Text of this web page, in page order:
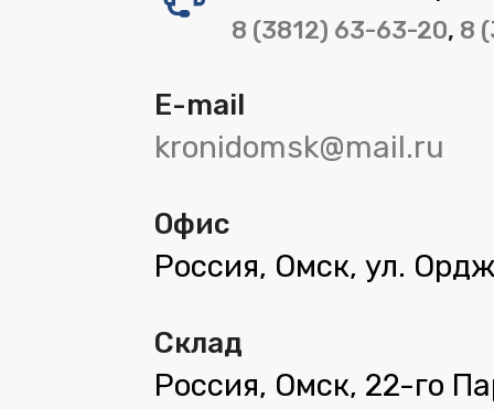
8 (3812) 63-63-20, 8
E-mail
kronidomsk@mail.ru
Офис
Россия, Омск, ул.
Склад
Россия, Омск, 22-го